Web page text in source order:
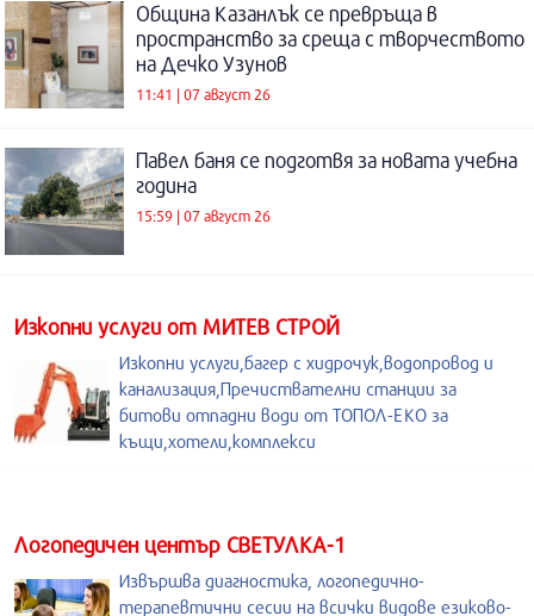
Община Казанлък се превръща в
пространство за среща с творчеството
на Дечко Узунов
11:41 | 07 август 26
Павел баня се подготвя за новата учебна
година
15:59 | 07 август 26
Изкопни услуги от МИТЕВ СТРОЙ
Изкопни услуги,багер с хидрочук,водопровод и
канализация,Пречиствателни станции за
битови отпадни води от ТОПОЛ-ЕКО за
къщи,хотели,комплекси
Логопедичен център СВЕТУЛКА-1
Извършва диагностика, логопедично-
терапевтични сесии на всички видове езиково-